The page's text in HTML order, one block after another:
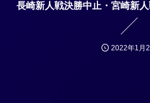
長崎新人戦決勝中止・宮崎新
2022年1月